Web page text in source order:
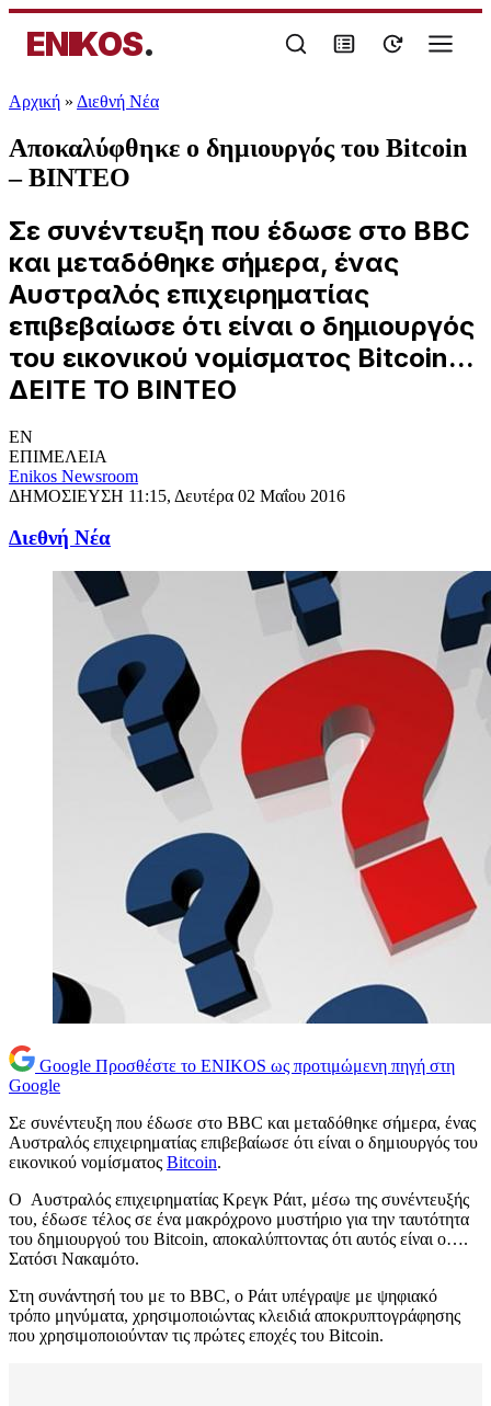
ENIKOS.
Αρχική » Διεθνή Νέα
Αποκαλύφθηκε ο δημιουργός του Bitcoin
– ΒΙΝΤΕΟ
Σε συνέντευξη που έδωσε στο BBC
και μεταδόθηκε σήμερα, ένας
Αυστραλός επιχειρηματίας
επιβεβαίωσε ότι είναι ο δημιουργός
του εικονικού νομίσματος Bitcoin...
ΔΕΙΤΕ ΤΟ ΒΙΝΤΕΟ
EN
ΕΠΙΜΕΛΕΙΑ
Enikos Newsroom
ΔΗΜΟΣΙΕΥΣΗ 11:15, Δευτέρα 02 Μαΐου 2016
Διεθνή Νέα
Google Προσθέστε το ENIKOS ως προτιμώμενη πηγή στη
Google
Σε συνέντευξη που έδωσε στο BBC και μεταδόθηκε σήμερα, ένας
Αυστραλός επιχειρηματίας επιβεβαίωσε ότι είναι ο δημιουργός του
εικονικού νομίσματος Bitcoin.
Ο Αυστραλός επιχειρηματίας Κρεγκ Ράιτ, μέσω της συνέντευξής
του, έδωσε τέλος σε ένα μακρόχρονο μυστήριο για την ταυτότητα
του δημιουργού του Bitcoin, αποκαλύπτοντας ότι αυτός είναι ο….
Σατόσι Νακαμότο.
Στη συνάντησή του με το BBC, ο Ράιτ υπέγραψε με ψηφιακό
τρόπο μηνύματα, χρησιμοποιώντας κλειδιά αποκρυπτογράφησης
που χρησιμοποιούνταν τις πρώτες εποχές του Bitcoin.